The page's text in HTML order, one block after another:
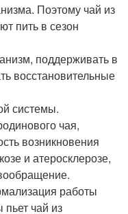
Поэтому чай из
пить в сезон
поддерживать в
восстановительные
системы.
чая,
возникновения
и атеросклерозе,
работы
чай из